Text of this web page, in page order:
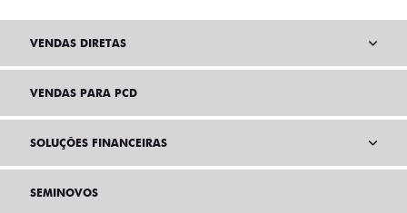
VENDAS DIRETAS
VENDAS PARA PCD
SOLUÇÕES FINANCEIRAS
SEMINOVOS